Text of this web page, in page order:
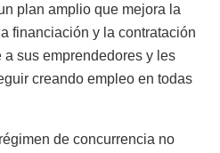
plan amplio que mejora la
financiación y la contratación
sus emprendedores y les
creando empleo en todas
de concurrencia no